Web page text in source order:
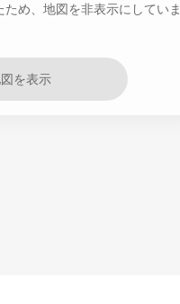
め、地図を非表示にしていま
を表示